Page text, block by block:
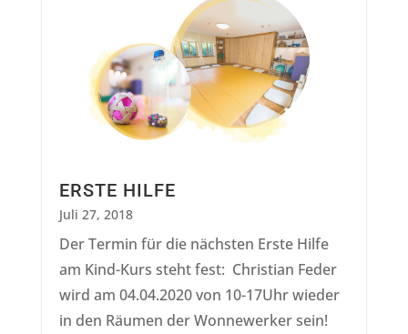
ERSTE HILFE
Juli 27, 2018
Der Termin für die nächsten Erste Hilfe
am Kind-Kurs steht fest: Christian Feder
wird am 04.04.2020 von 10-17Uhr wieder
in den Räumen der Wonnewerker sein!